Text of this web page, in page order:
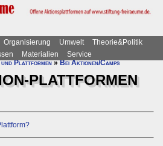
Organisierung Umwelt
Theorie&Politik
Materialien
Service
Plattformen»Bei Aktionen/Camps
PLATTFORMEN